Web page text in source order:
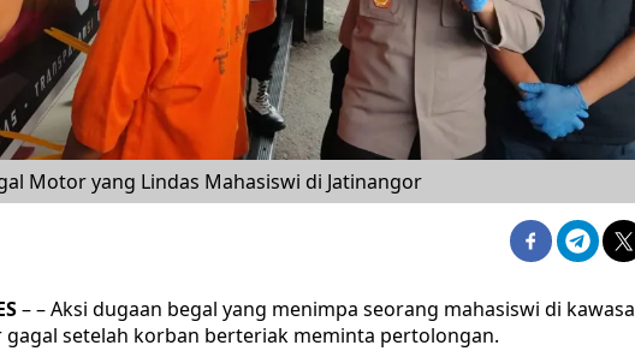
Motor yang Lindas Mahasiswi di Jatinangor
– – Aksi dugaan begal yang menimpa seorang mahasiswi di
gagal setelah korban berteriak meminta pertolongan.